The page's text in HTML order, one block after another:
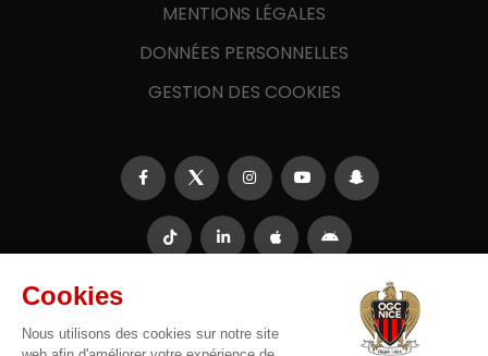
MENTIONS LÉGALES
DONNÉES PERSONNELLES
GESTION DES COOKIES